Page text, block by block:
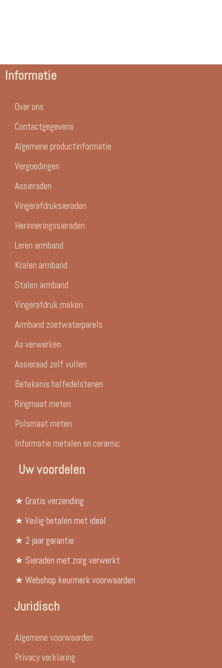
Informatie
Over ons
Contactgegevens
Algemene productinformatie
Vergoedingen
Assieraden
Vingerafdruksieraden
Herinneringssieraden
Leren armband
Kralen armband
Stalen armband
Vingerafdruk maken
Armband zoetwaterparels
As verwerken
Assieraad zelf vullen
Betekenis halfedelstenen
Ringmaat meten
Polsmaat meten
Informatie metalen en ceramic
Uw voordelen
★ Gratis verzending
★ Veilig betalen met ideal
★ 2 jaar garantie
★ Sieraden met zorg verwerkt
★ Webshop keurmerk voorwaarden
Juridisch
Algemene voorwaarden
Privacy verklaring